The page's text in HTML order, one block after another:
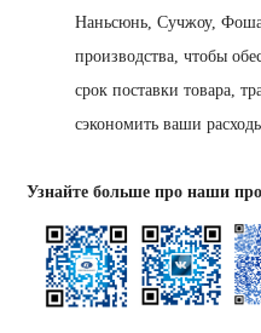
Наньсюнь, Сучжоу,
производства, чтобы
срок поставки товара,
сэкономить ваши
Узнайте больше про наши